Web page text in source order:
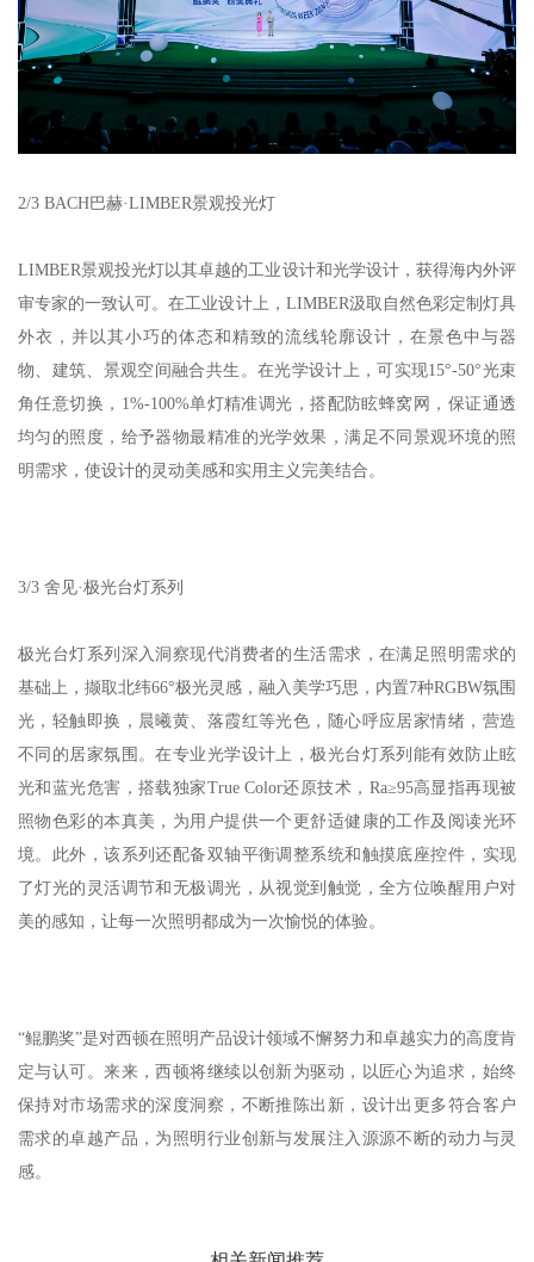
2/3 BACH巴赫·LIMBER景观投光灯
LIMBER景观投光灯以其卓越的工业设计和光学设计，获得海内外评
审专家的一致认可。在工业设计上，LIMBER汲取自然色彩定制灯具
外衣，并以其小巧的体态和精致的流线轮廓设计，在景色中与器
物、建筑、景观空间融合共生。在光学设计上，可实现15°-50°光束
角任意切换，1%-100%单灯精准调光，搭配防眩蜂窝网，保证通透
均匀的照度，给予器物最精准的光学效果，满足不同景观环境的照
明需求，使设计的灵动美感和实用主义完美结合。
3/3 舍见·极光台灯系列
极光台灯系列深入洞察现代消费者的生活需求，在满足照明需求的
基础上，撷取北纬66°极光灵感，融入美学巧思，内置7种RGBW氛围
光，轻触即换，晨曦黄、落霞红等光色，随心呼应居家情绪，营造
不同的居家氛围。在专业光学设计上，极光台灯系列能有效防止眩
光和蓝光危害，搭载独家True Color还原技术，Ra≥95高显指再现被
照物色彩的本真美，为用户提供一个更舒适健康的工作及阅读光环
境。此外，该系列还配备双轴平衡调整系统和触摸底座控件，实现
了灯光的灵活调节和无极调光，从视觉到触觉，全方位唤醒用户对
美的感知，让每一次照明都成为一次愉悦的体验。
“鲲鹏奖”是对西顿在照明产品设计领域不懈努力和卓越实力的高度肯
定与认可。来来，西顿将继续以创新为驱动，以匠心为追求，始终
保持对市场需求的深度洞察，不断推陈出新，设计出更多符合客户
需求的卓越产品，为照明行业创新与发展注入源源不断的动力与灵
感。